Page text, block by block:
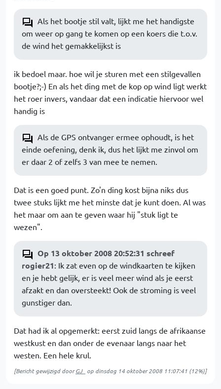
Als het bootje stil valt, lijkt me het handigste
om weer op gang te komen op een koers die t.o.v.
de wind het gemakkelijkst is
ik bedoel maar. hoe wil je sturen met een stilgevallen
bootje?;-) En als het ding met de kop op wind ligt werkt
het roer invers, vandaar dat een indicatie hiervoor wel
handig is
Als de GPS ontvanger ermee ophoudt, is het
einde oefening, denk ik, dus het lijkt me zinvol om
er daar 2 of zelfs 3 van mee te nemen.
Dat is een goed punt. Zo'n ding kost bijna niks dus
twee stuks lijkt me het minste dat je kunt doen. Al was
het maar om aan te geven waar hij "stuk ligt te
wezen".
Op 13 oktober 2008 20:52:31 schreef
rogier21: Ik zat even op de windkaarten te kijken
en je hebt gelijk, er is veel meer wind als je eerst
afzakt en dan oversteekt! Ook de stroming is veel
gunstiger dan.
Dat had ik al opgemerkt: eerst zuid langs de afrikaanse
westkust en dan onder de evenaar langs naar het
westen. Een hele krul.
[Bericht gewijzigd doorGJ_ op dinsdag 14 oktober 2008 11:07:41 (12%)]